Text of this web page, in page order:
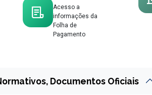
Acesso a
informações da
Folha de
Pagamento
Documentos Oficiais